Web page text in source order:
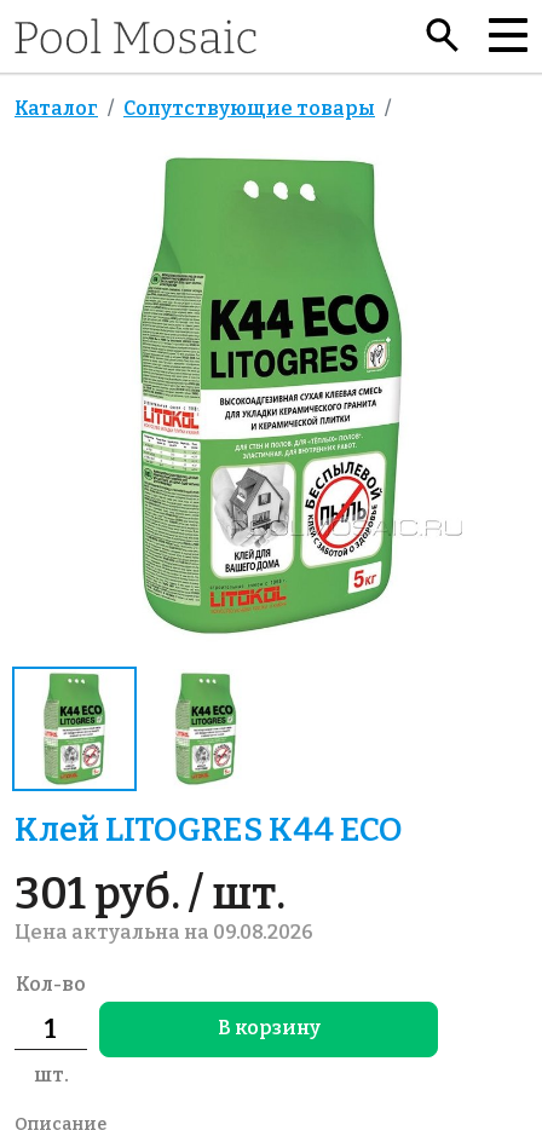
Каталог Сопутствующие товары
Клей LITOGRES K44 ECO
301 руб. / шт.
Цена актуальна на 09.08.2026
Кол-во
шт.
В корзину
Описание